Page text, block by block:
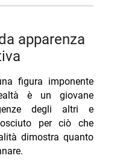
figura imponente
è un giovane
degli altri e
per ciò che
dimostra quanto